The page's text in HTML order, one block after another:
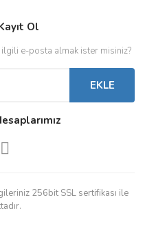
Ol
ilgili e-posta almak ister misiniz?
EKLE
256bit SSL sertifikası ile